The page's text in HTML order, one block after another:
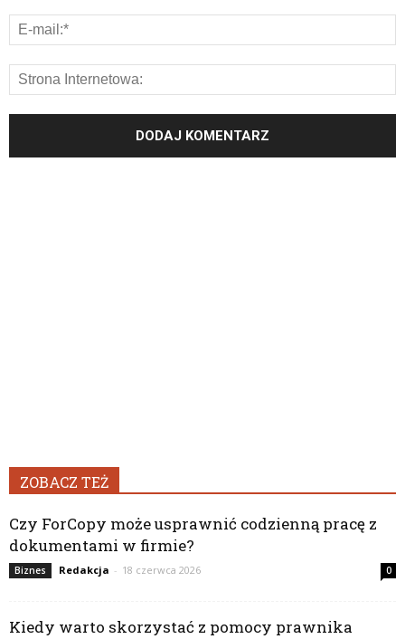
ZOBACZ TEŻ
Czy ForCopy może usprawnić codzienną pracę z
dokumentami w firmie?
Biznes Redakcja - 18 czerwca 2026 0
Kiedy warto skorzystać z pomocy prawnika